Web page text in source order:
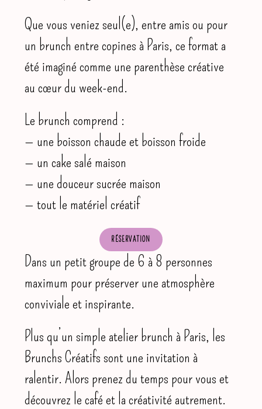
Que vous veniez seul(e), entre amis ou pour
un brunch entre copines à Paris, ce format a
été imaginé comme une parenthèse créative
au cœur du week-end.
Le brunch comprend :
— une boisson chaude et boisson froide
— un cake salé maison
— une douceur sucrée maison
— tout le matériel créatif
RÉSERVATION
Dans un petit groupe de 6 à 8 personnes
maximum pour préserver une atmosphère
conviviale et inspirante.
Plus qu’un simple atelier brunch à Paris, les
Brunchs Créatifs sont une invitation à
ralentir. Alors prenez du temps pour vous et
découvrez le café et la créativité autrement.